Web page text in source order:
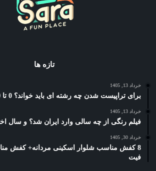
تازه ها
خرداد 13, 1405
برای تراپیست شدن چه رشته ای باید خواند؟ 0 تا 100 روانشناس شدن
خرداد 13, 1405
فیلم رنگی از چه سالی وارد ایران شد؟ و سال
خرداد 30, 1405
8 کفش مناسب شلوار اسکینی مردانه+ کفش
فیت